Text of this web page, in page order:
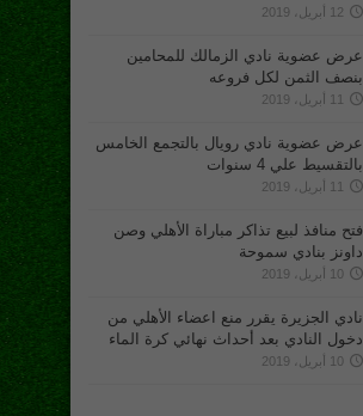
12 أبريل، 2019
عرض عضوية نادي الزمالك للمحامين
بنصف الثمن لكل فروعه
11 أبريل، 2019
عرض عضوية نادي رويال بالتجمع الخامس
بالتقسيط علي 4 سنوات
11 أبريل، 2019
فتح منافذ لبيع تذاكر مباراة الأهلي وصن
داونز بنادي سموحة
10 أبريل، 2019
نادي الجزيرة يقرر منع اعضاء الأهلي من
دخول النادي بعد أحداث نهائي كرة الماء
10 أبريل، 2019